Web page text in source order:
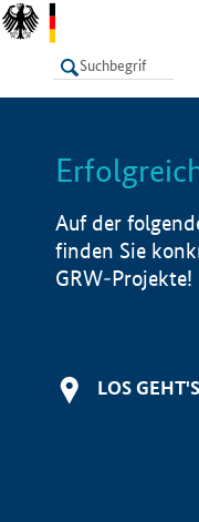
LISTE
Auf der
finden Sie
GRW-Projekte!
LOS GEHT'S